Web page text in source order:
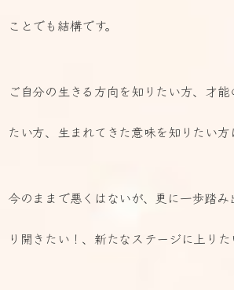
ことでも結構です。
ご自分の生きる方向を知りたい方、才能
たい方、生まれてきた意味を知りたい方
今のままで悪くはないが、更に一歩踏
り開きたい！、新たなステージに上りた